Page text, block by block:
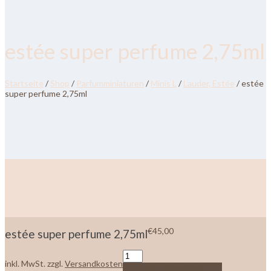
estée super perfume 2,75ml
Startseite / Shop / Parfumminiaturen / Minis L / Lauder, Estée / estée
super perfume 2,75ml
estée super perfume 2,75ml€45,00
inkl. MwSt.zzgl.Versandkosten